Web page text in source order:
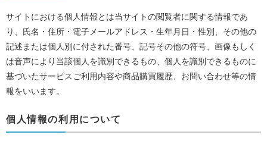
サイトにおける個人情報とは当サイトの閲覧者に関する情報であ
り、氏名・住所・電子メールアドレス・生年月日・性別、その他の
記述または個人別に付された番号、記号その他の符号、画像もしく
は音声により当該個人を識別できるもの、個人を識別できるものに
基づいたサービスご利用内容や商品購買履歴、お問い合わせ等の情
報をいいます。
個人情報の利用について